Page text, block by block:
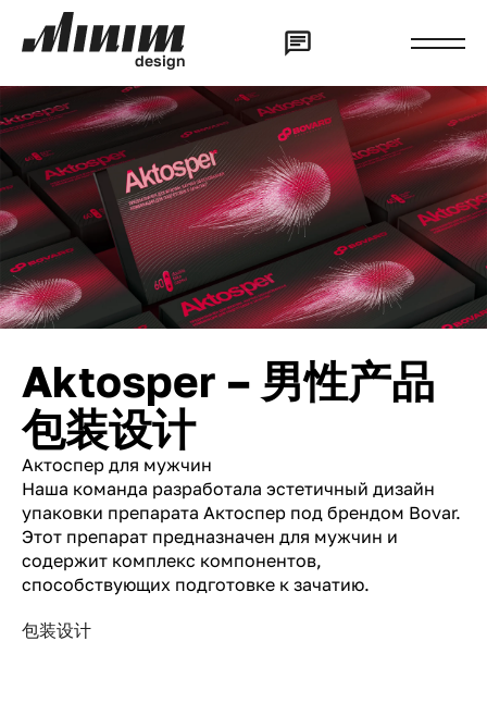
design
Aktosper – 男性产品
包装设计
Актоспер для мужчин
Наша команда разработала эстетичный дизайн
упаковки препарата Актоспер под брендом Bovar.
Этот препарат предназначен для мужчин и
содержит комплекс компонентов,
способствующих подготовке к зачатию.
包装设计